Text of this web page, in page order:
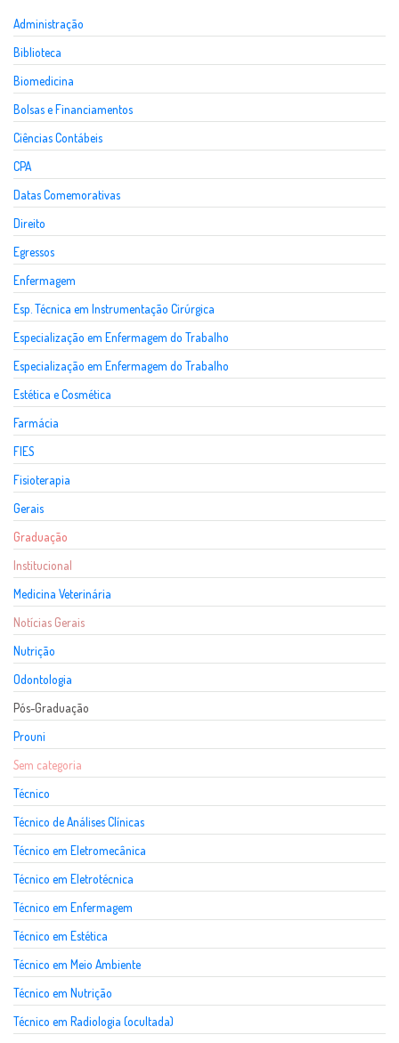
Administração
Biblioteca
Biomedicina
Bolsas e Financiamentos
Ciências Contábeis
CPA
Datas Comemorativas
Direito
Egressos
Enfermagem
Esp. Técnica em Instrumentação Cirúrgica
Especialização em Enfermagem do Trabalho
Especialização em Enfermagem do Trabalho
Estética e Cosmética
Farmácia
FIES
Fisioterapia
Gerais
Graduação
Institucional
Medicina Veterinária
Notícias Gerais
Nutrição
Odontologia
Pós-Graduação
Prouni
Sem categoria
Técnico
Técnico de Análises Clínicas
Técnico em Eletromecânica
Técnico em Eletrotécnica
Técnico em Enfermagem
Técnico em Estética
Técnico em Meio Ambiente
Técnico em Nutrição
Técnico em Radiologia (ocultada)